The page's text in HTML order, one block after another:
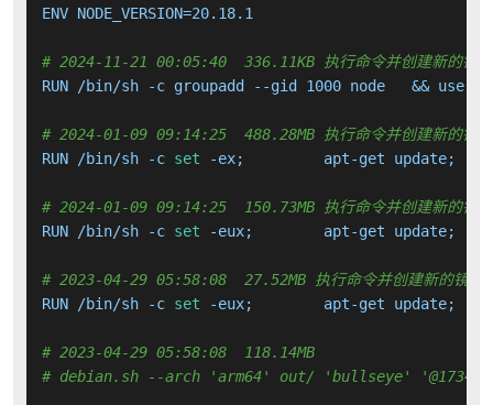
ENV NODE_VERSION=20.18.1
# 2024-11-21 00:05:40  336.11KB 执行命令并创建新的镜
RUN /bin/sh -c groupadd --gid 1000 node   &&
# 2024-01-09 09:14:25  488.28MB 执行命令并创建新的镜
RUN /bin/sh -c set
# 2024-01-09 09:14:25  150.73MB 执行命令并创建新的镜
RUN /bin/sh -c set
# 2023-04-29 05:58:08  27.52MB 执行命令并创建新的镜像
RUN /bin/sh -c set
# 2023-04-29 05:58:08  118.14MB
# debian.sh --arch 'arm64' out/ 'bullseye'